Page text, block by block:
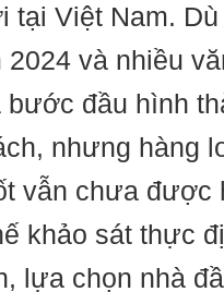
tại Việt Nam.
2024 và nhiều
bước đầu hình
nhưng hàng
vẫn chưa được
khảo sát thực
lựa chọn nhà